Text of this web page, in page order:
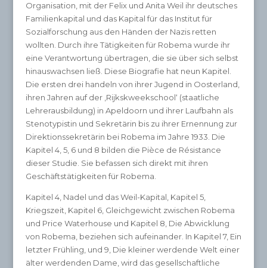
Organisation, mit der Felix und Anita Weil ihr deutsches
Familienkapital und das Kapital für das Institut für
Sozialforschung aus den Händen der Nazis retten
wollten. Durch ihre Tätigkeiten für Robema wurde ihr
eine Verantwortung übertragen, die sie über sich selbst
hinauswachsen ließ. Diese Biografie hat neun Kapitel.
Die ersten drei handeln von ihrer Jugend in Oosterland,
ihren Jahren auf der ‚Rijkskweekschool‘ (staatliche
Lehrerausbildung) in Apeldoorn und ihrer Laufbahn als
Stenotypistin und Sekretärin bis zu ihrer Ernennung zur
Direktionssekretärin bei Robema im Jahre 1933. Die
Kapitel 4, 5, 6 und 8 bilden die Pièce de Résistance
dieser Studie. Sie befassen sich direkt mit ihren
Geschäftstätigkeiten für Robema.
Kapitel 4, Nadel und das Weil-Kapital, Kapitel 5,
Kriegszeit, Kapitel 6, Gleichgewicht zwischen Robema
und Price Waterhouse und Kapitel 8, Die Abwicklung
von Robema, beziehen sich aufeinander. In Kapitel 7, Ein
letzter Frühling, und 9, Die kleiner werdende Welt einer
älter werdenden Dame, wird das gesellschaftliche